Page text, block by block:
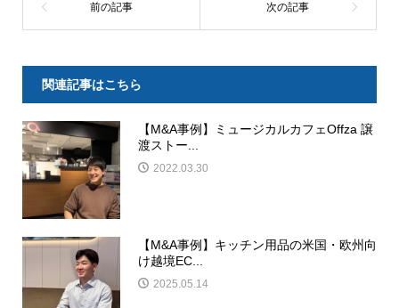
関連記事はこちら
【M&A事例】ミュージカルカフェOffza 譲
渡ストー...
2022.03.30
【M&A事例】キッチン用品の米国・欧州向
け越境EC...
2025.05.14